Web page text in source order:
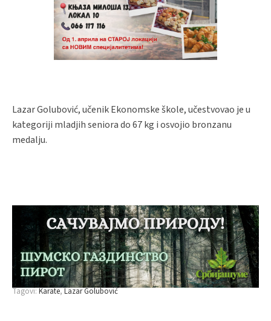
Lazar Golubović, učenik Ekonomske škole, učestvovao je u
kategoriji mladjih seniora do 67 kg i osvojio bronzanu
medalju.
Tagovi:Karate Lazar Golubović